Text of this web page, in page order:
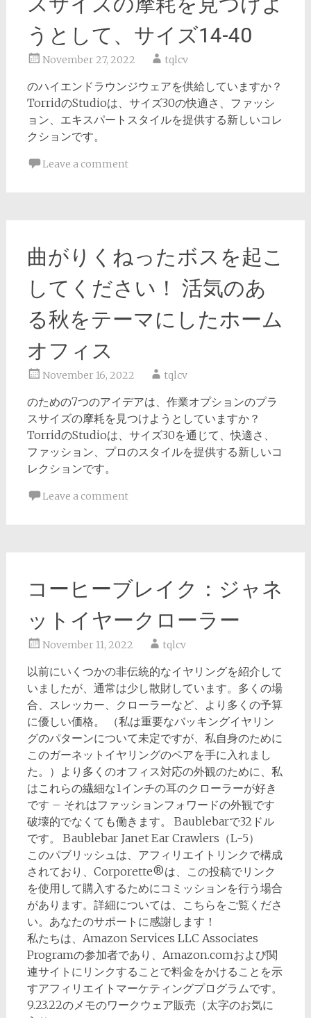
うとして、サイズ14-40
November 27, 2022 tqlcv
のハイエンドラウンジウェアを供給していますか？
TorridのStudioは、サイズ30の快適さ、ファッシ
ョン、エキスパートスタイルを提供する新しいコレ
クションです。
Leave a comment
曲がりくねったボスを起こ
してください！ 活気のあ
る秋をテーマにしたホーム
オフィス
November 16, 2022 tqlcv
のための7つのアイデアは、作業オプションのプラ
スサイズの摩耗を見つけようとしていますか？
TorridのStudioは、サイズ30を通じて、快適さ、
ファッション、プロのスタイルを提供する新しいコ
レクションです。
Leave a comment
コーヒーブレイク：ジャネ
ットイヤークローラー
November 11, 2022 tqlcv
以前にいくつかの非伝統的なイヤリングを紹介して
いましたが、通常は少し散財しています。多くの場
合、スレッカー、クローラーなど、より多くの予算
に優しい価格。 （私は重要なバッキングイヤリン
グのパターンについて未定ですが、私自身のために
このガーネットイヤリングのペアを手に入れまし
た。）より多くのオフィス対応の外観のために、私
はこれらの繊細な1インチの耳のクローラーが好き
です – それはファッションフォワードの外観です
破壊的でなくても働きます。 Baublebarで32ドル
です。 Baublebar Janet Ear Crawlers（L-5）
このパブリッシュは、アフィリエイトリンクで構成
されており、Corporette®は、この投稿でリンク
を使用して購入するためにコミッションを行う場合
があります。詳細については、こちらをご覧くださ
い。あなたのサポートに感謝します！
私たちは、Amazon Services LLC Associates
Programの参加者であり、Amazon.comおよび関
連サイトにリンクすることで料金をかけることを示
すアフィリエイトマーケティングプログラムです。
9.23.22のメモのワークウェア販売（太字のお気に